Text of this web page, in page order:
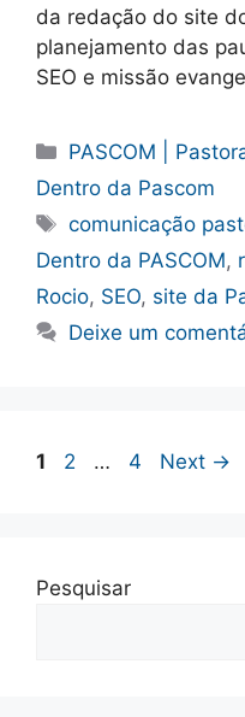
da redação do site
planejamento das
SEO e missão
Categorias
PASCOM |
Dentro da Pascom
Tags
comunicação
Dentro da PASCOM,
Rocio, SEO, site da
Deixe um
Page
1 Page
2 … Page
4 Next →
Pesquisar